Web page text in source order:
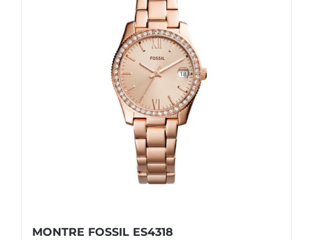
MONTRE FOSSIL ES4318